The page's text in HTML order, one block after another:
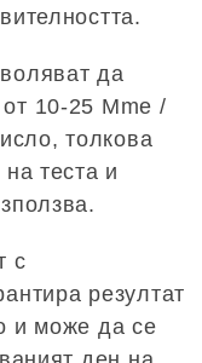
да
10-25 Mme /
толкова
теста и
с
резултат
и може да се